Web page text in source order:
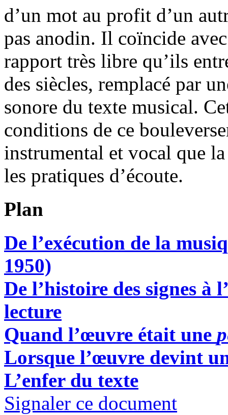
d’un mot au profit d’un
pas anodin. Il coïncide
rapport très libre qu’ils
des siècles, remplacé par
sonore du texte musical.
conditions de ce
instrumental et vocal que
les pratiques d’écoute.
Plan
De l’exécution de la
1950)
De l’histoire des signes à
lecture
Quand l’œuvre était une
Lorsque l’œuvre devint
L’enfer du texte
Signaler ce document